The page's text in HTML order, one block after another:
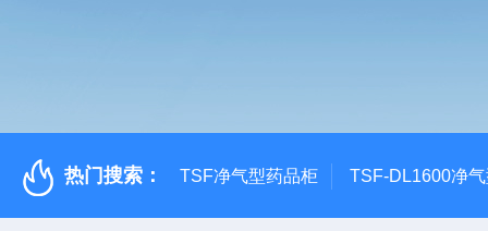
热门搜索： TSF净气型药品柜 TSF-DL1600净